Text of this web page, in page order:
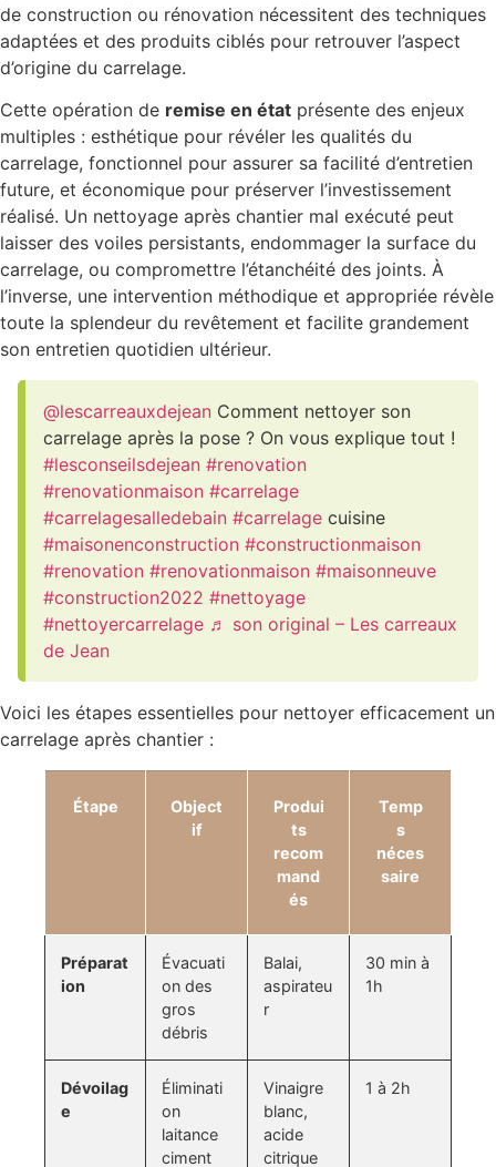
de construction ou rénovation nécessitent des techniques
adaptées et des produits ciblés pour retrouver l’aspect
d’origine du carrelage.
Cette opération de remise en état présente des enjeux
multiples : esthétique pour révéler les qualités du
carrelage, fonctionnel pour assurer sa facilité d’entretien
future, et économique pour préserver l’investissement
réalisé. Un nettoyage après chantier mal exécuté peut
laisser des voiles persistants, endommager la surface du
carrelage, ou compromettre l’étanchéité des joints. À
l’inverse, une intervention méthodique et appropriée révèle
toute la splendeur du revêtement et facilite grandement
son entretien quotidien ultérieur.
@lescarreauxdejean Comment nettoyer son
carrelage après la pose ? On vous explique tout !
#lesconseilsdejean #renovation
#renovationmaison #carrelage
#carrelagesalledebain #carrelage cuisine
#maisonenconstruction #constructionmaison
#renovation #renovationmaison #maisonneuve
#construction2022 #nettoyage
#nettoyercarrelage ♬ son original – Les carreaux
de Jean
Voici les étapes essentielles pour nettoyer efficacement un
carrelage après chantier :
Étape
Object
if
Produi
ts
recom
mand
és
Temp
s
néces
saire
Préparat
ion
Évacuati
on des
gros
débris
Balai,
aspirateu
r
30 min à
1h
Dévoilag
e
Éliminati
on
laitance
ciment
Vinaigre
blanc,
acide
citrique
1 à 2h